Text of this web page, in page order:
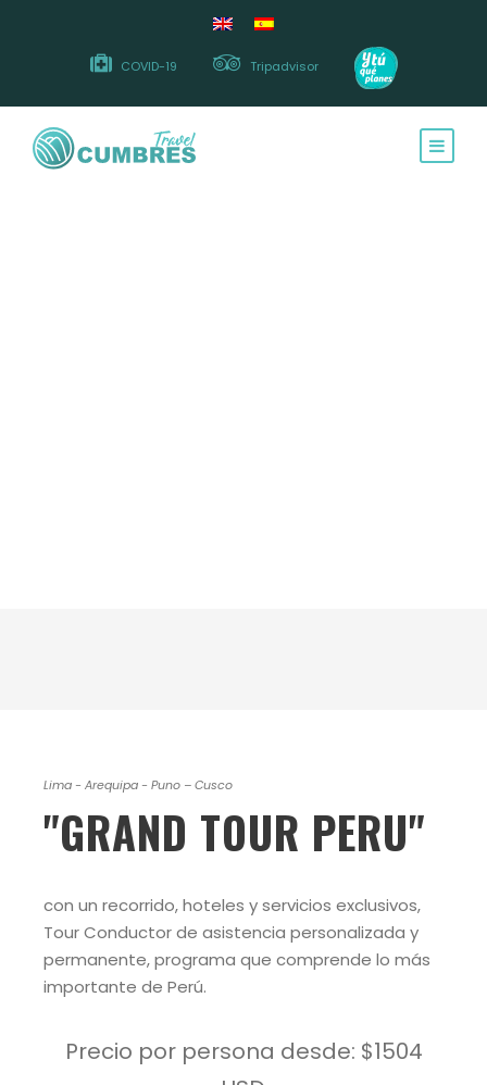
COVID-19 Tripadvisor
Lima - Arequipa - Puno – Cusco
"GRAND TOUR PERU"
con un recorrido, hoteles y servicios exclusivos,
Tour Conductor de asistencia personalizada y
permanente, programa que comprende lo más
importante de Perú.
Precio por persona desde: $1504